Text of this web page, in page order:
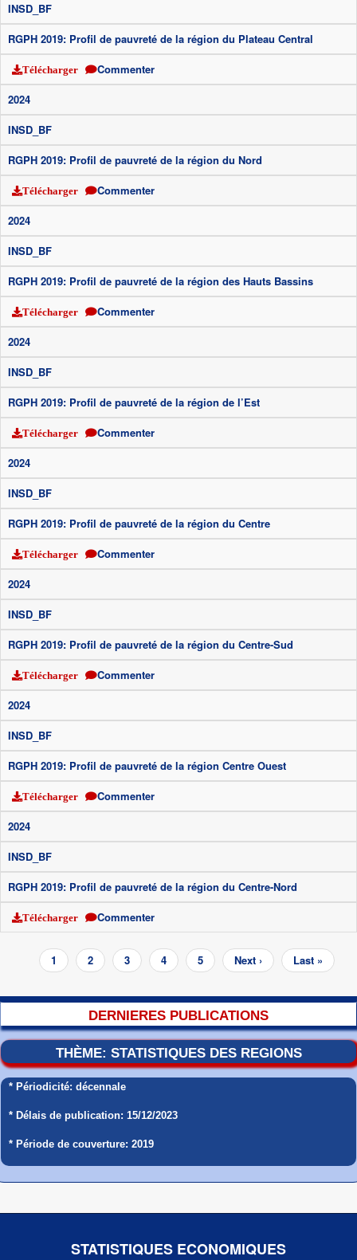
INSD_BF
RGPH 2019: Profil de pauvreté de la région du Plateau Central
Télécharger
Commenter
2024
INSD_BF
RGPH 2019: Profil de pauvreté de la région du Nord
Télécharger
Commenter
2024
INSD_BF
RGPH 2019: Profil de pauvreté de la région des Hauts Bassins
Télécharger
Commenter
2024
INSD_BF
RGPH 2019: Profil de pauvreté de la région de l’Est
Télécharger
Commenter
2024
INSD_BF
RGPH 2019: Profil de pauvreté de la région du Centre
Télécharger
Commenter
2024
INSD_BF
RGPH 2019: Profil de pauvreté de la région du Centre-Sud
Télécharger
Commenter
2024
INSD_BF
RGPH 2019: Profil de pauvreté de la région Centre Ouest
Télécharger
Commenter
2024
INSD_BF
RGPH 2019: Profil de pauvreté de la région du Centre-Nord
Télécharger Commenter
Pagination
Page
courante
1 Page
2 Page
3 Page
4 Page
5
Page
suivante
Next ›
Dernière
page
Last »
DERNIERES PUBLICATIONS
THÈME: STATISTIQUES DES REGIONS
* Périodicité: décennale
* Délais de publication: 15/12/2023
* Période de couverture: 2019
STATISTIQUES ECONOMIQUES